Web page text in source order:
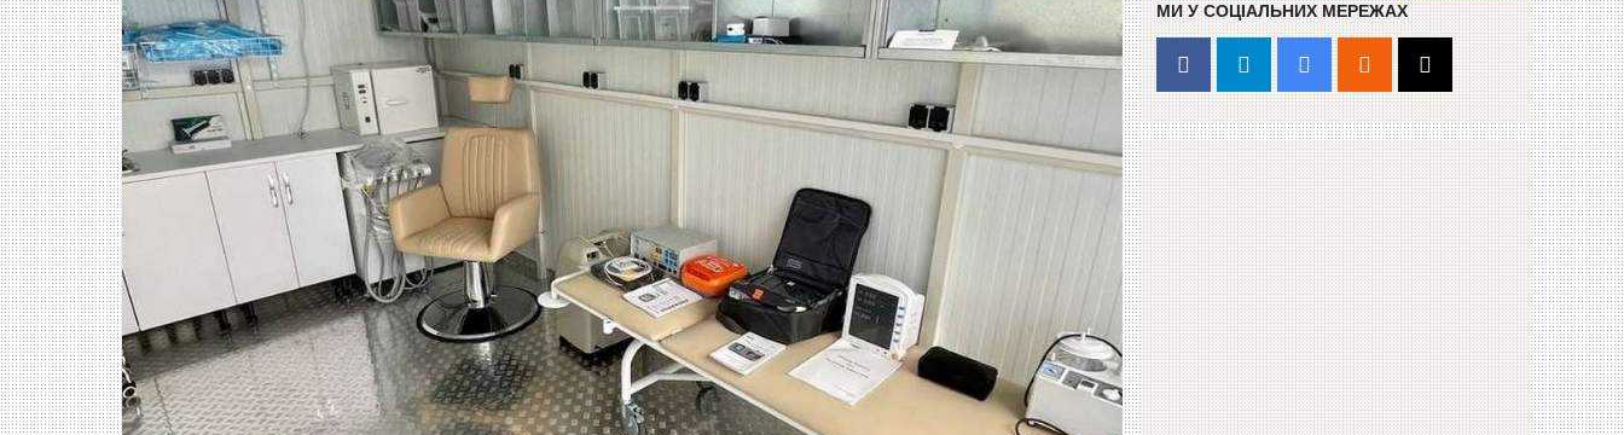
МИ У СОЦІАЛЬНИХ МЕРЕЖАХ